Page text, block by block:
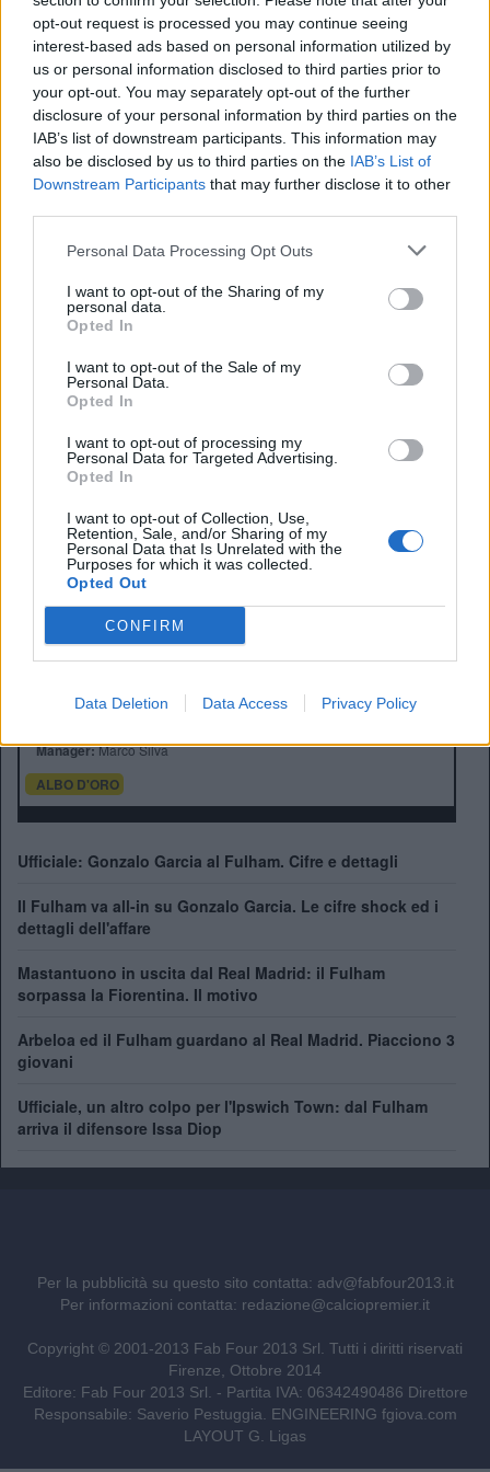
opt-out request is processed you may continue seeing
interest-based ads based on personal information utilized by
us or personal information disclosed to third parties prior to
your opt-out. You may separately opt-out of the further
disclosure of your personal information by third parties on the
IAB’s list of downstream participants. This information may
also be disclosed by us to third parties on the IAB’s List of
Downstream Participants that may further disclose it to other
Personal Data Processing Opt Outs
I want to opt-out of the Sharing of my
personal data.
Opted In
I want to opt-out of the Sale of my
Personal Data.
Opted In
I want to opt-out of processing my
Personal Data for Targeted Advertising.
Opted In
I want to opt-out of Collection, Use,
Retention, Sale, and/or Sharing of my
Personal Data that Is Unrelated with the
Purposes for which it was collected.
Opted Out
CONFIRM
Data Deletion Data Access Privacy Policy
percepire uno stipendio minore rispetto alla sua
esperienza inglese, ma la volontà è chiara per lui.
Londra
Manager:Marco Silva
ALBO D'ORO
Ufficiale: Gonzalo Garcia al Fulham. Cifre e dettagli
Il Fulham va all-in su Gonzalo Garcia. Le cifre shock ed i
dettagli dell'affare
Mastantuono in uscita dal Real Madrid: il Fulham
sorpassa la Fiorentina. Il motivo
Arbeloa ed il Fulham guardano al Real Madrid. Piacciono 3
giovani
Ufficiale, un altro colpo per l'Ipswich Town: dal Fulham
arriva il difensore Issa Diop
Per la pubblicità su questo sito contatta: adv@fabfour2013.it
Per informazioni contatta: redazione@calciopremier.it
Copyright © 2001-2013 Fab Four 2013 Srl. Tutti i diritti riservati
Firenze, Ottobre 2014
Editore: Fab Four 2013 Srl. - Partita IVA: 06342490486 Direttore
Responsabile: Saverio Pestuggia. ENGINEERING fgiova.com
LAYOUT G. Ligas